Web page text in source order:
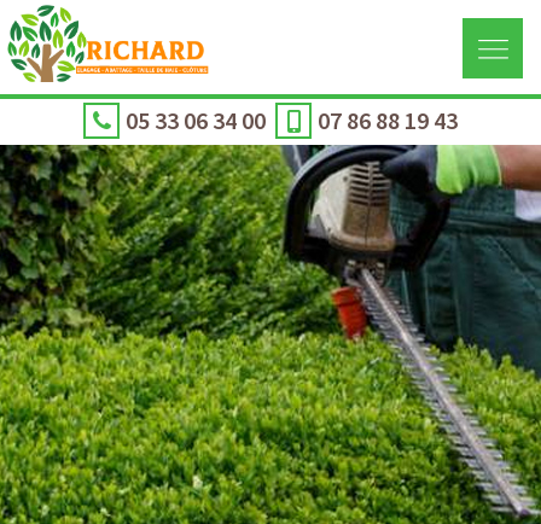
05 33 06 34 00 07 86 88 19 43